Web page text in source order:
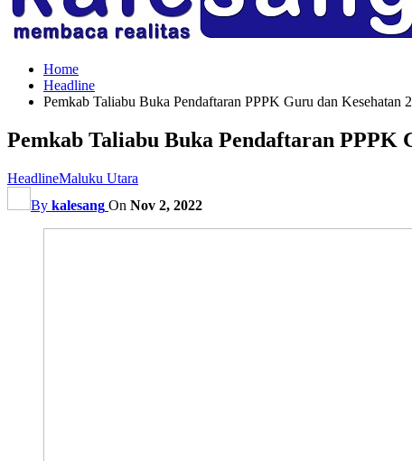
Home
Headline
Pemkab Taliabu Buka Pendaftaran PPPK Guru dan Kesehatan
Pemkab Taliabu Buka Pendaftaran PPPK
HeadlineMaluku Utara
By kalesang On Nov 2, 2022